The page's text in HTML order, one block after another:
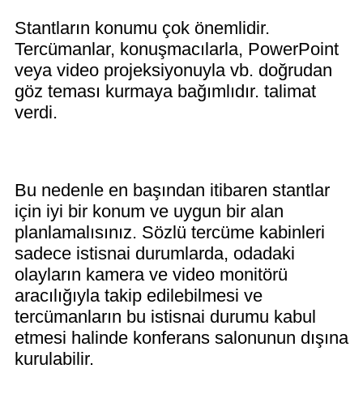
Stantların konumu çok önemlidir.
Tercümanlar, konuşmacılarla, PowerPoint
veya video projeksiyonuyla vb. doğrudan
göz teması kurmaya bağımlıdır. talimat
verdi.
Bu nedenle en başından itibaren stantlar
için iyi bir konum ve uygun bir alan
planlamalısınız. Sözlü tercüme kabinleri
sadece istisnai durumlarda, odadaki
olayların kamera ve video monitörü
aracılığıyla takip edilebilmesi ve
tercümanların bu istisnai durumu kabul
etmesi halinde konferans salonunun dışına
kurulabilir.